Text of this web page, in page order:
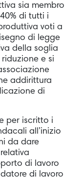
sia membro
di tutti i
voti a
di legge
della soglia
e si
addirittura
di
per iscritto i
all’inizio
da dare
di lavoro
di lavoro